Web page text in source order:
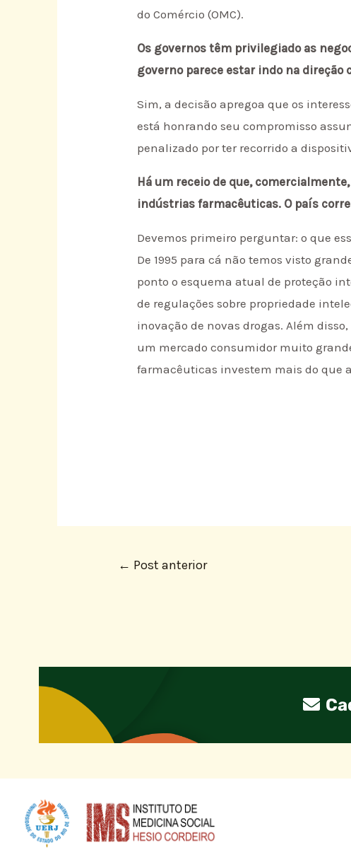
do Comércio (OMC).
Os governos têm privilegiado as
governo parece estar indo na
Sim, a decisão apregoa que os
está honrando seu compromisso
penalizado por ter recorrido a
Há um receio de que,
indústrias farmacêuticas. O país
Devemos primeiro perguntar: o que
De 1995 para cá não temos visto
ponto o esquema atual de proteção
de regulações sobre propriedade
inovação de novas drogas. Além
um mercado consumidor muito
farmacêuticas investem mais do que
← Post anterior